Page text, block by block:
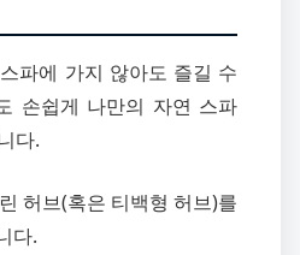
파에 가지 않아도 즐길 수
손쉽게 나만의 자연 스파
다.
허브(혹은 티백형 허브)를
다.